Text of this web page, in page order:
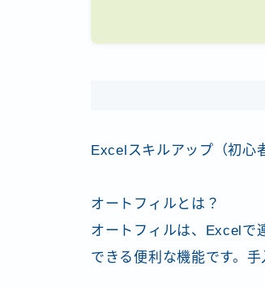
Excelスキルアップ（初心
オートフィルとは？
オートフィルは、Excelで
できる便利な機能です。